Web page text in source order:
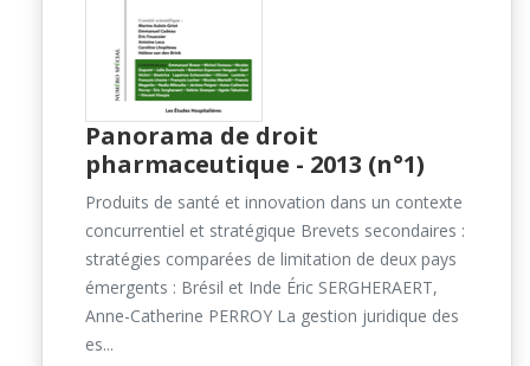
Panorama de droit
pharmaceutique - 2013 (n°1)
Produits de santé et innovation dans un contexte
concurrentiel et stratégique Brevets secondaires :
stratégies comparées de limitation de deux pays
émergents : Brésil et Inde Éric SERGHERAERT,
Anne-Catherine PERROY La gestion juridique des
es...